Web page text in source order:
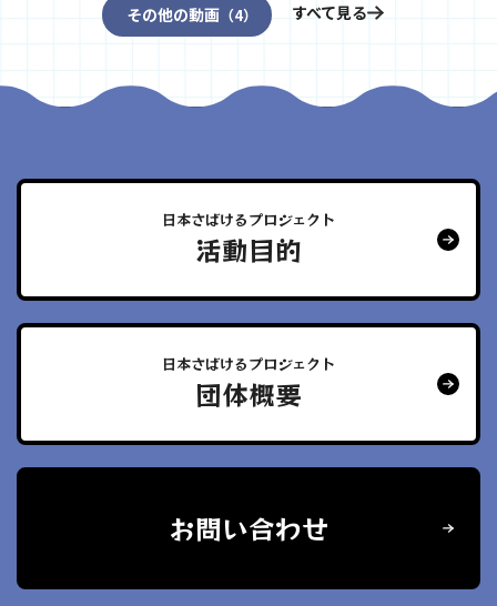
その他の動画 （4） すべて見る
日本さばけるプロジェクト
活動目的
日本さばけるプロジェクト
団体概要
お問い合わせ